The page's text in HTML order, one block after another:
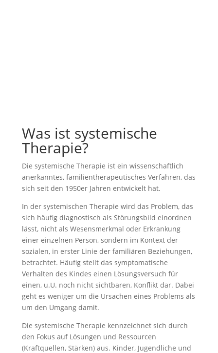
Was ist systemische
Therapie?
Die systemische Therapie ist ein wissenschaftlich
anerkanntes, familientherapeutisches Verfahren, das
sich seit den 1950er Jahren entwickelt hat.
In der systemischen Therapie wird das Problem, das
sich häufig diagnostisch als Störungsbild einordnen
lässt, nicht als Wesensmerkmal oder Erkrankung
einer einzelnen Person, sondern im Kontext der
sozialen, in erster Linie der familiären Beziehungen,
betrachtet. Häufig stellt das symptomatische
Verhalten des Kindes einen Lösungsversuch für
einen, u.U. noch nicht sichtbaren, Konflikt dar. Dabei
geht es weniger um die Ursachen eines Problems als
um den Umgang damit.
Die systemische Therapie kennzeichnet sich durch
den Fokus auf Lösungen und Ressourcen
(Kraftquellen, Stärken) aus. Kinder, Jugendliche und